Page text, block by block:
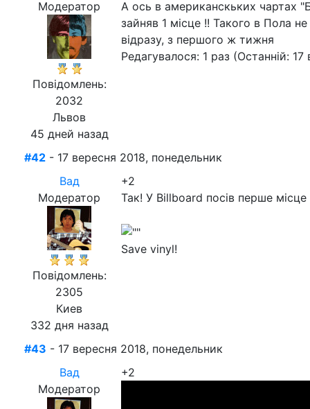
Модератор
Повідомлень:
2032
Львов
45 дней назад
А ось в американскьких чартах
зайняв 1 місце !! Такого в Пола
відразу, з першого ж тижня
Редагувалося: 1 раз (Останній:
#42 - 17 вересня 2018, понедельник
Вад
Модератор
Повідомлень:
2305
Киев
332 дня назад
+2
Так! У Billboard посів перше місце
Save vinyl!
#43 - 17 вересня 2018, понедельник
Вад
Модератор
+2